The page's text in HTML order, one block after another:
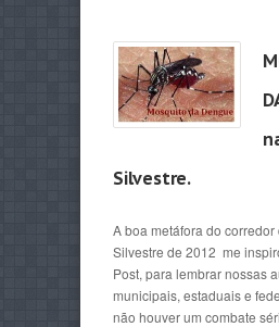
Silvestre.
A boa metáfora do corredor
Silvestre de 2012 me
Post, para lembrar nossas
municipais, estaduais e
não houver um combate